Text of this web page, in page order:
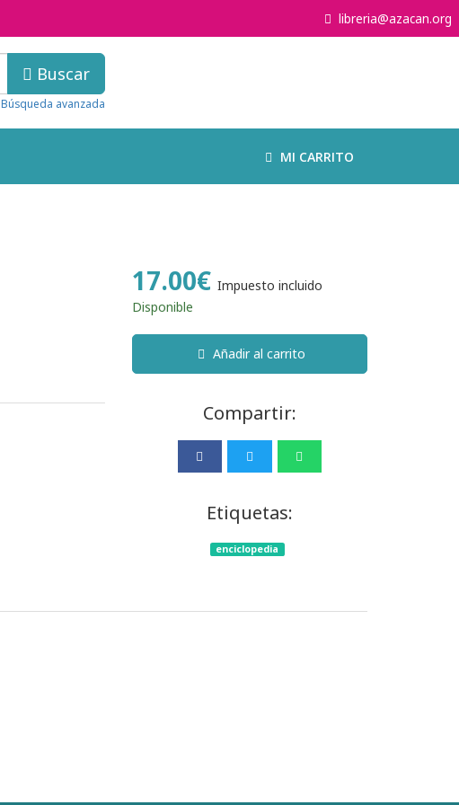
libreria@azacan.org
Buscar
Búsqueda avanzada
MI CARRITO
17.00€ Impuesto incluido
Disponible
Añadir al carrito
Compartir:
Etiquetas:
enciclopedia